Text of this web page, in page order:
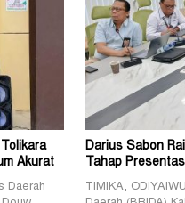
Akurat
Daerah
Darius Sabon
Tahap
TIMIKA,